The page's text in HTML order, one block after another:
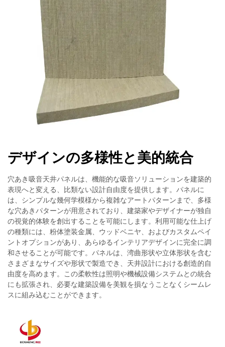
デザインの多様性と美的統合
穴あき吸音天井パネルは、機能的な吸音ソリューションを建築的
表現へと変える、比類ない設計自由度を提供します。パネルに
は、シンプルな幾何学模様から複雑なアートパターンまで、多様
な穴あきパターンが用意されており、建築家やデザイナーが独自
の視覚的体験を創出することを可能にします。利用可能な仕上げ
の種類には、粉体塗装金属、ウッドベニヤ、およびカスタムペイ
ントオプションがあり、あらゆるインテリアデザインに完全に調
和させることが可能です。パネルは、湾曲形状や立体形状を含む
さまざまなサイズや形状で製造でき、天井設計における創造的自
由度を高めます。この柔軟性は照明や機械設備システムとの統合
にも拡張され、必要な建築設備を美観を損なうことなくシームレ
スに組み込むことができます。